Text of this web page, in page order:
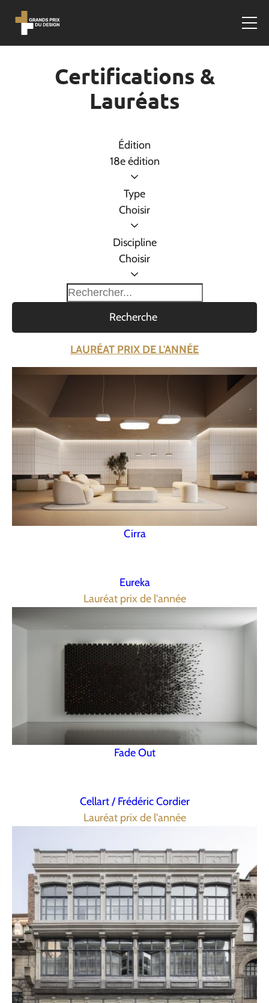
Certifications &
Lauréats
Édition
18e édition
Type
Choisir
Discipline
Choisir
Recherche
LAURÉAT PRIX DE L'ANNÉE
Cirra
Eureka
Lauréat prix de l'année
Fade Out
Cellart / Frédéric Cordier
Lauréat prix de l'année